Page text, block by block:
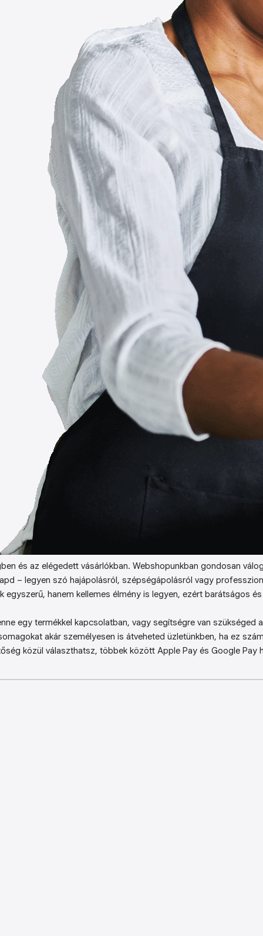
és az elégedett vásárlókban. Webshopunkban gondosan
– legyen szó hajápolásról, szépségápolásról vagy
egyszerű, hanem kellemes élmény is legyen, ezért barátságos
egy termékkel kapcsolatban, vagy segítségre van szükséged
akár személyesen is átveheted üzletünkben, ha ez
közül választhatsz, többek között Apple Pay és Google Pay